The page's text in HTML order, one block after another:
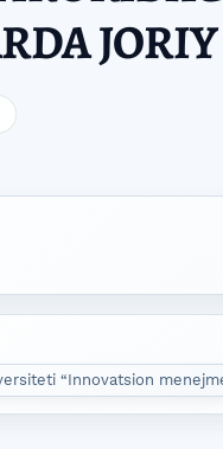
“Innovatsion